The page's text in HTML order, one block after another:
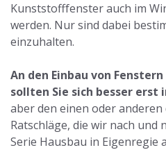
Kunststofffenster auch im
werden. Nur sind dabei
einzuhalten.
An den Einbau von
sollten Sie sich besser erst
aber den einen oder
Ratschläge, die wir nach und
Serie Hausbau in Eigenregie